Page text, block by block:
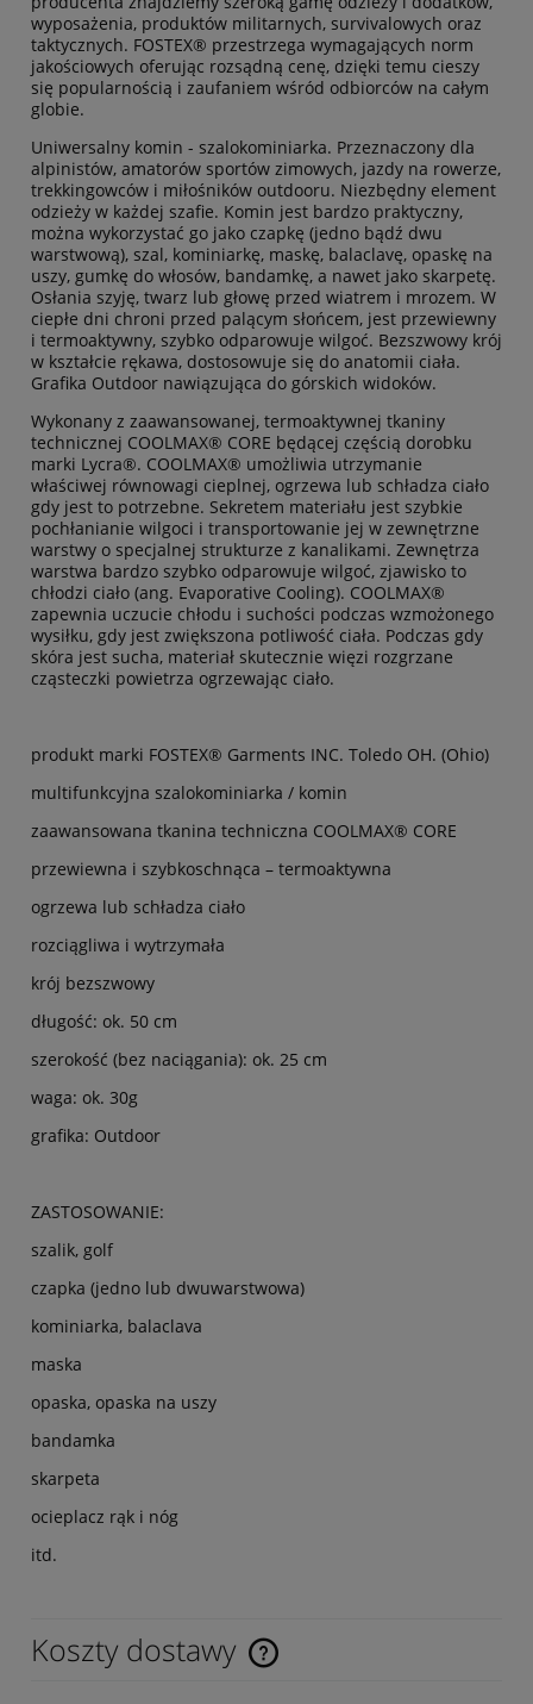
wyposażenia, produktów militarnych, survivalowych oraz
taktycznych. FOSTEX® przestrzega wymagających norm
jakościowych oferując rozsądną cenę, dzięki temu cieszy
się popularnością i zaufaniem wśród odbiorców na całym
globie.
Uniwersalny komin - szalokominiarka. Przeznaczony dla
alpinistów, amatorów sportów zimowych, jazdy na rowerze,
trekkingowców i miłośników outdooru. Niezbędny element
odzieży w każdej szafie. Komin jest bardzo praktyczny,
można wykorzystać go jako czapkę (jedno bądź dwu
warstwową), szal, kominiarkę, maskę, balaclavę, opaskę na
uszy, gumkę do włosów, bandamkę, a nawet jako skarpetę.
Osłania szyję, twarz lub głowę przed wiatrem i mrozem. W
ciepłe dni chroni przed palącym słońcem, jest przewiewny
i termoaktywny, szybko odparowuje wilgoć. Bezszwowy krój
w kształcie rękawa, dostosowuje się do anatomii ciała.
Grafika Outdoor nawiązująca do górskich widoków.
Wykonany z zaawansowanej, termoaktywnej tkaniny
technicznej COOLMAX® CORE będącej częścią dorobku
marki Lycra®. COOLMAX® umożliwia utrzymanie
właściwej równowagi cieplnej, ogrzewa lub schładza ciało
gdy jest to potrzebne. Sekretem materiału jest szybkie
pochłanianie wilgoci i transportowanie jej w zewnętrzne
warstwy o specjalnej strukturze z kanalikami. Zewnętrza
warstwa bardzo szybko odparowuje wilgoć, zjawisko to
chłodzi ciało (ang. Evaporative Cooling). COOLMAX®
zapewnia uczucie chłodu i suchości podczas wzmożonego
wysiłku, gdy jest zwiększona potliwość ciała. Podczas gdy
skóra jest sucha, materiał skutecznie więzi rozgrzane
cząsteczki powietrza ogrzewając ciało.
produkt marki FOSTEX® Garments INC. Toledo OH. (Ohio)
multifunkcyjna szalokominiarka / komin
zaawansowana tkanina techniczna COOLMAX® CORE
przewiewna i szybkoschnąca – termoaktywna
ogrzewa lub schładza ciało
rozciągliwa i wytrzymała
krój bezszwowy
długość: ok. 50 cm
szerokość (bez naciągania): ok. 25 cm
waga: ok. 30g
grafika: Outdoor
ZASTOSOWANIE:
szalik, golf
czapka (jedno lub dwuwarstwowa)
kominiarka, balaclava
maska
opaska, opaska na uszy
bandamka
skarpeta
ocieplacz rąk i nóg
itd.
Koszty dostawy
Cena nie zawiera ewentualnych kosztów płatności